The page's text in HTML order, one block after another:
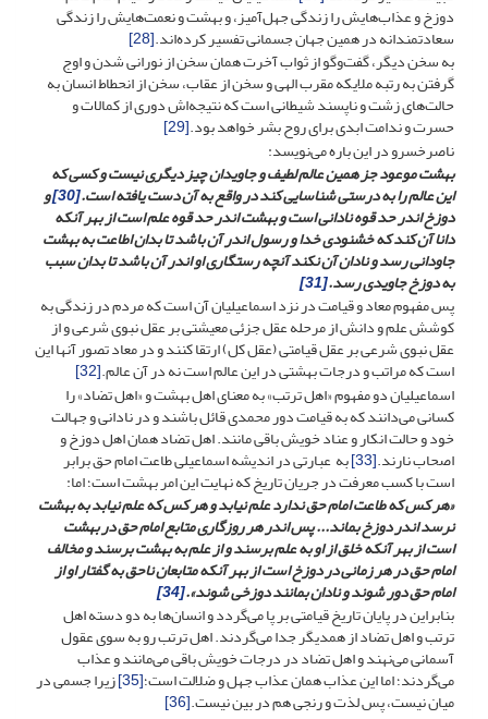
دوزخ و عذاب‌هایش را زندگی جهل‌آمیز، و بهشت و نعمت‌هایش را زندگی
سعادتمندانه در همین جهان جسمانی تفسیر کرده‌اند.[28]
به سخن دیگر، گفت‌وگو از ثواب آخرت همان سخن از نورانی شدن و اوج
گرفتن به رتبه ملایکه مقرب الهی و سخن از عقاب، سخن از انحطاط انسان به
حالت‌های زشت و ناپسند شیطانی است که نتیجه‌اش دوری از کمالات و
حسرت و ندامت ابدی برای روح بشر خواهد بود.[29]
ناصرخسرو در این باره می‌نویسد:
بهشت موعود جز همین عالم لطیف و جاویدان چیز دیگری نیست و کسی که
این عالم را به درستی شناسایی کند در واقع به آن دست یافته است.[30] و
دوزخ اندر حد قوه نادانی است و بهشت اندر حد قوه علم است از بهر آنکه
دانا آن کند که خشنودی خدا و رسول اندر آن باشد تا بدان اطاعت به بهشت
جاودانی رسد و نادان آن نکند آنچه رستگاری او اندر آن باشد تا بدان سبب
به دوزخ جاویدی رسد.[31]
پس مفهوم معاد و قیامت در نزد اسماعیلیان آن است که مردم در زندگی به
کوشش علم و دانش از مرحله عقل جزئی معیشتی بر عقل نبوی شرعی و از
عقل نبوی شرعی بر عقل قیامتی (عقل کل) ارتقا کنند و در معاد تصور آنها این
است که مراتب و درجات بهشتی در این عالم است نه در آن عالم.[32]
اسماعیلیان دو مفهوم «اهل ترتب» به معنای اهل بهشت و «اهل تضاد» را
کسانی می‌دانند که به قیامت دور محمدی قائل باشند و در نادانی و جهالت
خود و حالت انکار و عناد خویش باقی مانند. اهل تضاد همان اهل دوزخ و
اصحاب نارند.[33] به عبارتی در اندیشه اسماعیلی طاعت امام حق برابر
است با کسب معرفت در جریان تاریخ که نهایت این امر بهشت است؛ اما:
«هر کس که طاعت امام حق ندارد علم نیابد و هر کس که علم نیابد به بهشت
نرسد اندر دوزخ بماند... پس اندر هر روزگاری متابع امام حق در بهشت
است از بهر آنکه خلق از او به علم برسند و از علم به بهشت برسند و مخالف
امام حق در هر زمانی در دوزخ است از بهر آنکه متابعان ناحق به گفتار او از
امام حق دور شوند و نادان بمانند دوزخی شوند».[34]
بنابراین در پایان تاریخ قیامتی بر پا می‌گردد و انسان‌ها به دو دسته اهل
ترتب و اهل تضاد از همدیگر جدا می‌گردند. اهل ترتب رو به سوی عقول
آسمانی می‌نهند و اهل تضاد در درجات خویش باقی می‌مانند و عذاب
می‌گردند؛ اما این عذاب همان عذاب جهل و ضلالت است؛[35] زیرا جسمی در
میان نیست، پس لذت و رنجی هم در بین نیست.[36]